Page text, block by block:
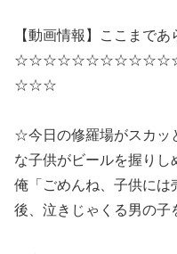
【動画情報】ここまであ
☆☆☆
☆今日の修羅場がスカッ
な子供がビールを握りし
俺「ごめんね、子供に
後、泣きじゃくる男の